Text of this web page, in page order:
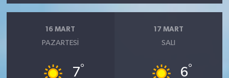
16 MART
PAZARTESI
7°
17 MART
SALI
6°